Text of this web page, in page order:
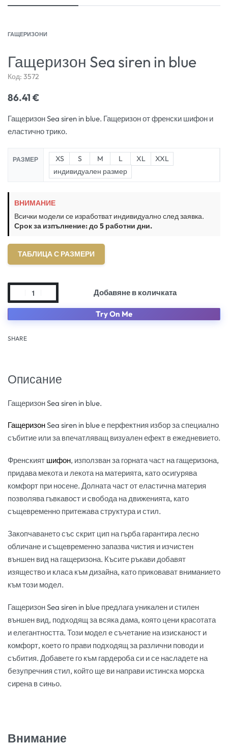
ГАЩЕРИЗОНИ
Гащеризон Sea siren in blue
Код: 3572
86.41 €
Гащеризон Sea siren in blue. Гащеризон от френски шифон и
еластично трико.
РАЗМЕР XS S M L XL
XXL
индивидуален размер
ВНИМАНИЕ
Всички модели се изработват индивидуално след заявка.
Срок за изпълнение: до 5 работни дни.
ТАБЛИЦА С РАЗМЕРИ
Добавяне в количката
Try On Me
SHARE
Описание
Гащеризон Sea siren in blue.
ГащеризонSea siren in blue е перфектния избор за специално
събитие или за впечатляващ визуален ефект в ежедневието.
Френският шифон, използван за горната част на гащеризона,
придава мекота и лекота на материята, като осигурява
комфорт при носене. Долната част от еластична материя
позволява гъвкавост и свобода на движенията, като
същевременно притежава структура и стил.
Закопчаването със скрит цип на гърба гарантира лесно
обличане и същевременно запазва чистия и изчистен
външен вид на гащеризона. Късите ръкави добавят
изящество и класа към дизайна, като приковават вниманието
към този модел.
Гащеризон Sea siren in blue предлага уникален и стилен
външен вид, подходящ за всяка дама, която цени красотата
и елегантността. Този модел е съчетание на изисканост и
комфорт, което го прави подходящ за различни поводи и
събития. Добавете го към гардероба си и се насладете на
безупречния стил, който ще ви направи истинска морска
сирена в синьо.
Внимание